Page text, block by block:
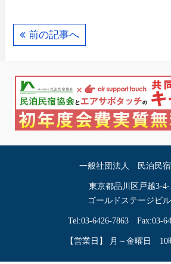
前の記事へ
一般社団法人 民泊民
東京都品川区戸越3-4-
ゴールドステージビ
Tel:03-6426-7863 Fax:03-
【営業日】 月～金曜日 10